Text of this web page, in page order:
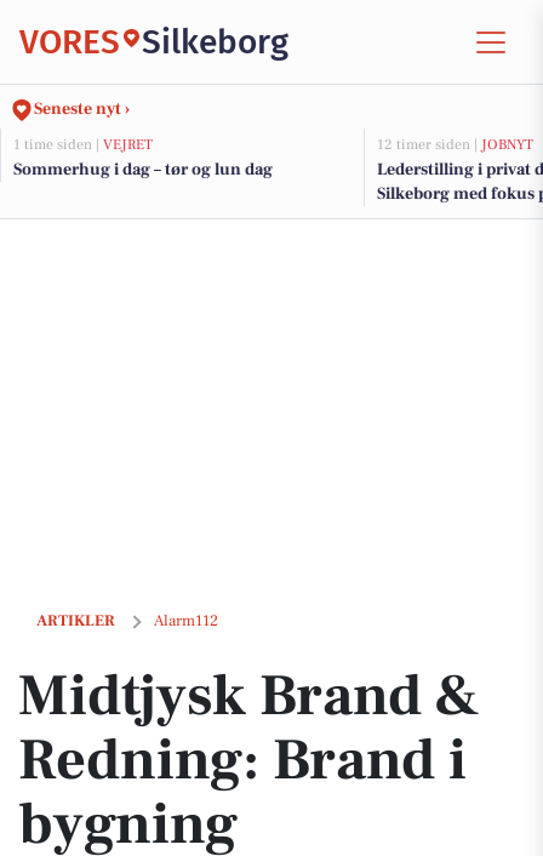
VORES Silkeborg
Seneste nyt ›
1 time siden | VEJRET
Sommerhug i dag – tør og lun dag
12 timer siden | JOBNYT
Lederstilling i privat
Silkeborg med fokus
stærke fællesskaber
ARTIKLER Alarm112
Midtjysk Brand & Redning: Brand i bygning
Midtjysk Brand &
Redning: Brand i
bygning